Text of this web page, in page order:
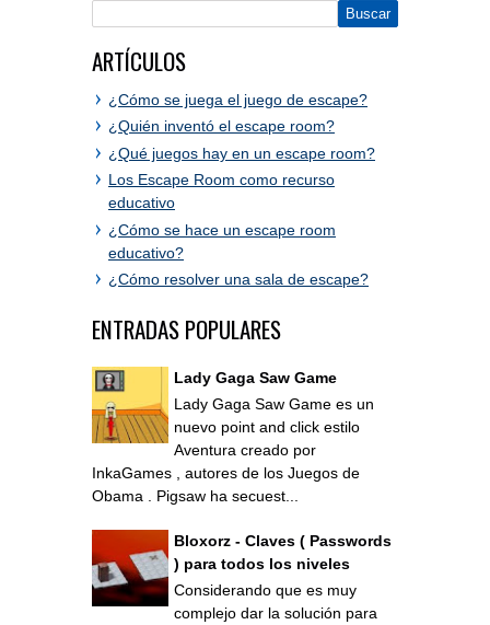
ARTÍCULOS
¿Cómo se juega el juego de escape?
¿Quién inventó el escape room?
¿Qué juegos hay en un escape room?
Los Escape Room como recurso
educativo
¿Cómo se hace un escape room
educativo?
¿Cómo resolver una sala de escape?
ENTRADAS POPULARES
Lady Gaga Saw Game
Lady Gaga Saw Game es un
nuevo point and click estilo
Aventura creado por
InkaGames , autores de los Juegos de
Obama . Pigsaw ha secuest...
Bloxorz - Claves ( Passwords
) para todos los niveles
Considerando que es muy
complejo dar la solución para